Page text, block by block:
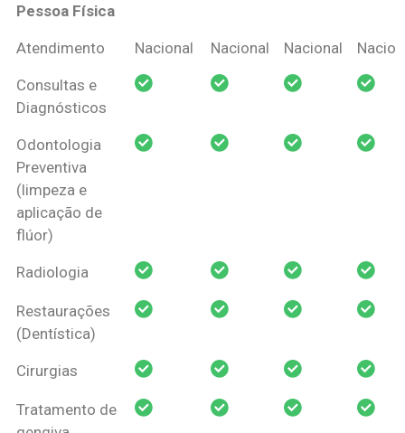
Pessoa Física
Coberturas
Pessoa Física
Nacional Criança Prótese
Atendimento Nacional Nacional Nacional
Consultas e
Diagnósticos
Odontologia
Preventiva
(limpeza e
aplicação de
flúor)
Radiologia
Restaurações
(Dentística)
Cirurgias
Tratamento de